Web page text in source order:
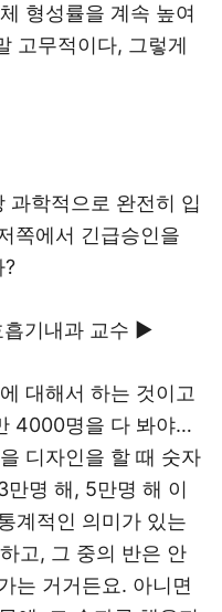
형성률을 계속 높여
고무적이다, 그렇게
과학적으로 완전히 입
쪽에서 긴급승인을
?
기내과 교수 ▶
대해서 하는 것이고
4000명을 다 봐야…
디자인을 할 때 숫자
명 해, 5만명 해 이
계적인 의미가 있는
고, 그 중의 반은 안
는 거거든요. 아니면